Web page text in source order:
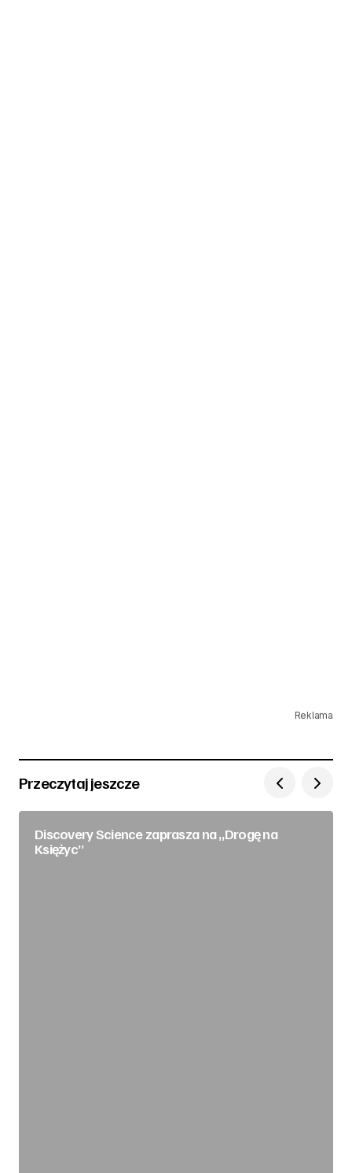
Reklama
Przeczytaj jeszcze
Discovery Science zaprasza na „Drogę na
Księżyc”